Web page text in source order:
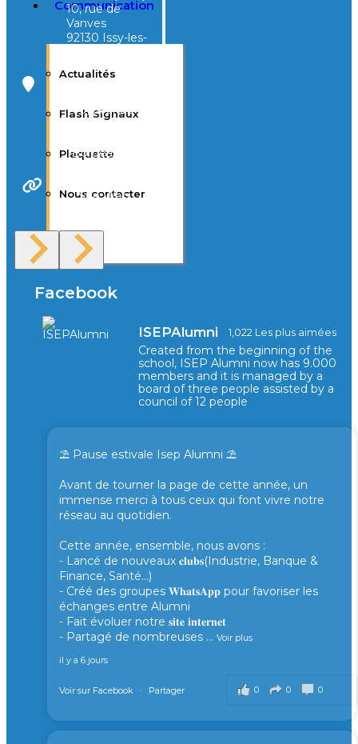
Communication
Actualités
Flash Signaux
Plaquette
Nous contacter
F.A.Q
10, rue de
Vanves
92130 Issy-les-
40, avenue
d’Eysines
Bordeaux
Site Web
Facebook
ISEPAlumni 1,022 Les plus aimées
Created from the beginning of the
school, ISEP Alumni now has 9.000
members and it is managed by a
board of three people assisted by a
council of 12 people
⛱️ Pause estivale Isep Alumni ⛱️
Avant de tourner la page de cette année, un
immense merci à tous ceux qui font vivre notre
réseau au quotidien.
Cette année, ensemble, nous avons :
- Lancé de nouveaux 𝐜𝐥𝐮𝐛𝐬(Industrie, Banque &
Finance, Santé...)
- Créé des groupes 𝐖𝐡𝐚𝐭𝐬𝐀𝐩𝐩 pour favoriser les
échanges entre Alumni
- Fait évoluer notre 𝐬𝐢𝐭𝐞 𝐢𝐧𝐭𝐞𝐫𝐧𝐞𝐭
- Partagé de nombreuses ... Voir plus
il y a 6 jours
0 0 0
Voir sur Facebook · Partager